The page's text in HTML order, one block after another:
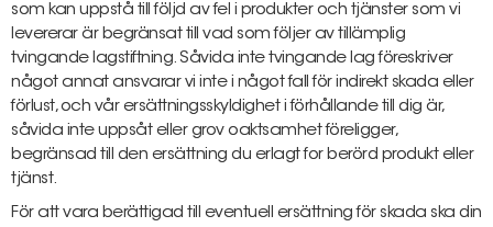
som kan uppstå till följd av fel i produkter och tjänster som vi
levererar är begränsat till vad som följer av tillämplig
tvingande lagstiftning. Såvida inte tvingande lag föreskriver
något annat ansvarar vi inte i något fall för indirekt skada eller
förlust, och vår ersättningsskyldighet i förhållande till dig är,
såvida inte uppsåt eller grov oaktsamhet föreligger,
begränsad till den ersättning du erlagt for berörd produkt eller
tjänst.
För att vara berättigad till eventuell ersättning för skada ska din